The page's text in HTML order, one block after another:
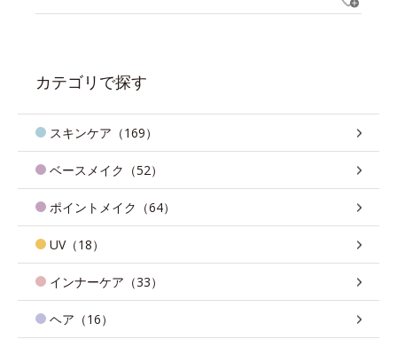
カテゴリで探す
スキンケア（169）
ベースメイク（52）
ポイントメイク（64）
UV（18）
インナーケア（33）
ヘア（16）